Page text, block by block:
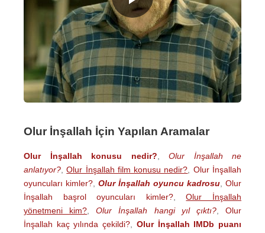
Olur İnşallah İçin Yapılan Aramalar
Olur İnşallah konusu nedir?
Olur İnşallah ne
anlatıyor? ,Olur İnşallah film konusu nedir?
Olur İnşallah
oyuncuları kimler? Olur İnşallah oyuncu kadrosu Olur
İnşallah başrol oyuncuları kimler?,Olur İnşallah
yönetmeni kim? ,Olur İnşallah hangi yıl çıktı?,Olur
İnşallah kaç yılında çekildi?
Olur İnşallah IMDb puanı